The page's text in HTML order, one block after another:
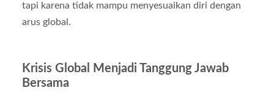
tapi karena tidak mampu menyesuaikan diri dengan
arus global.
Krisis Global Menjadi Tanggung Jawab
Bersama